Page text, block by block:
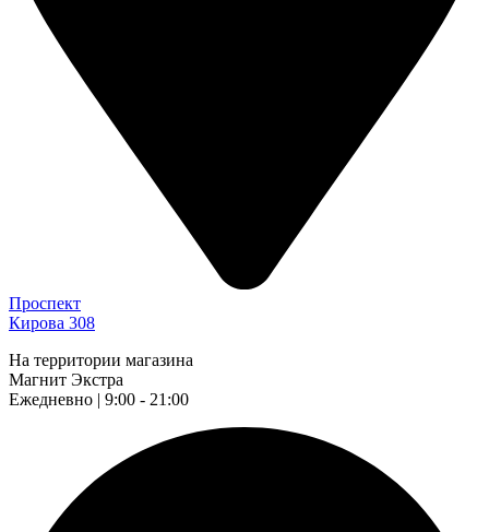
Проспект
Кирова 308
На территории магазина
Магнит Экстра
Ежедневно | 9:00 - 21:00